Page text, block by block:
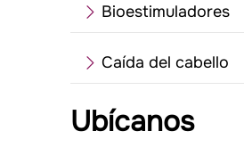
Bioestimuladores
Caída del cabello
Ubícanos